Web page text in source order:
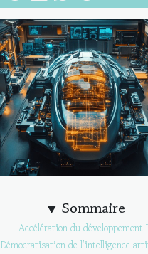
Sommaire
Accélération du développement
Démocratisation de l’intelligence